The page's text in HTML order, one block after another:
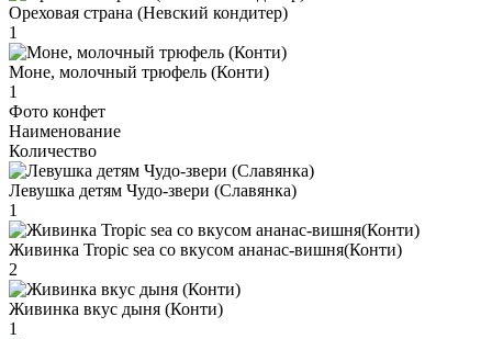
Ореховая страна (Невский кондитер)
1
Моне, молочный трюфель (Конти)
1
Фото конфет
Наименование
Количество
Левушка детям Чудо-звери (Славянка)
1
Живинка Tropic sea со вкусом ананас-вишня(Конти)
2
Живинка вкус дыня (Конти)
1